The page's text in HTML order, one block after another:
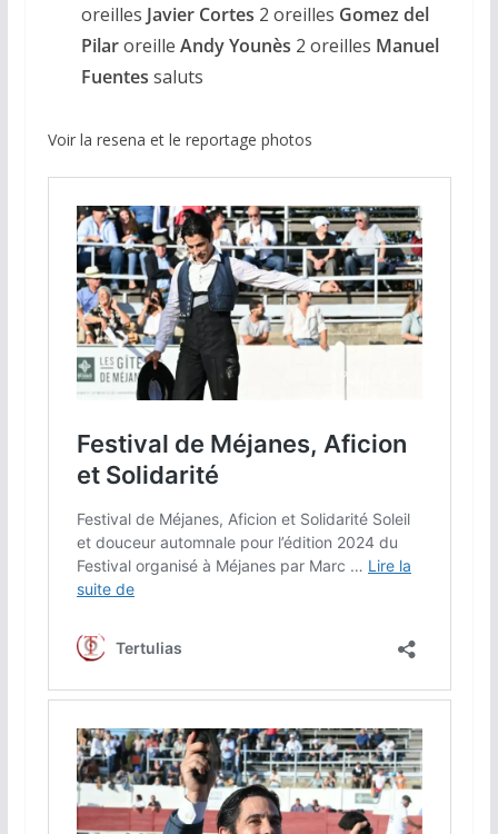
oreilles Javier Cortes 2 oreilles Gomez del
Pilaroreille Andy Younès 2 oreilles Manuel
Fuentes saluts
Voir la resena et le reportage photos